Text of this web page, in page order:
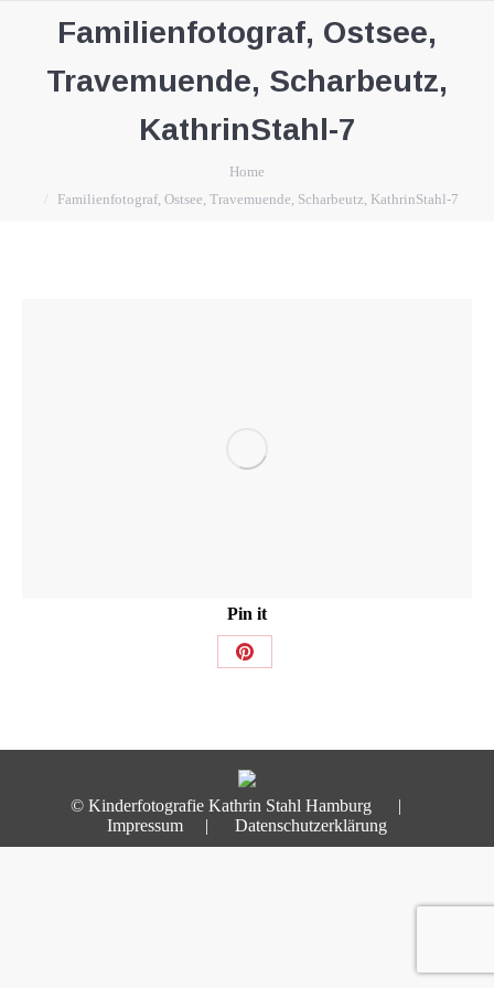
Familienfotograf, Ostsee,
Travemuende, Scharbeutz,
KathrinStahl-7
Home
Familienfotograf, Ostsee, Travemuende, Scharbeutz, KathrinStahl-7
Pin it
Share
© Kinderfotografie Kathrin Stahl Hamburg |
Impressum | Datenschutzerklärung